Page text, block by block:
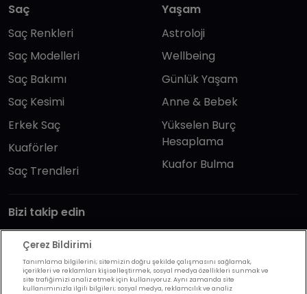
Saç
Saç Renkleri
Saç Modelleri
Saç Bakımı
Saç Kesimi
Erkek Saç
Kuaförler
Saç Trendleri
Yaşam
Astroloji
Wellbeing
Günlük Yaşam
Anne & Bebek
Yükselen Burç
Hesaplama
Kuafor Bulma
Bizi takip edin
Çerez Bildirimi
Tanımlama bilgilerini; sitemizin doğru şekilde çalışmasını sağlamak,
içerikleri ve reklamları kişiselleştirmek, sosyal medya özellikleri sunmak ve
site trafiğimizi analiz etmek için kullanıyoruz. Aynı zamanda site
kullanımınızla ilgili bilgileri; sosyal medya, reklamcılık ve analiz